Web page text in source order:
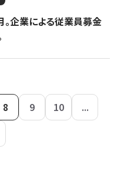
企業による従業員募金
8 9 10
...